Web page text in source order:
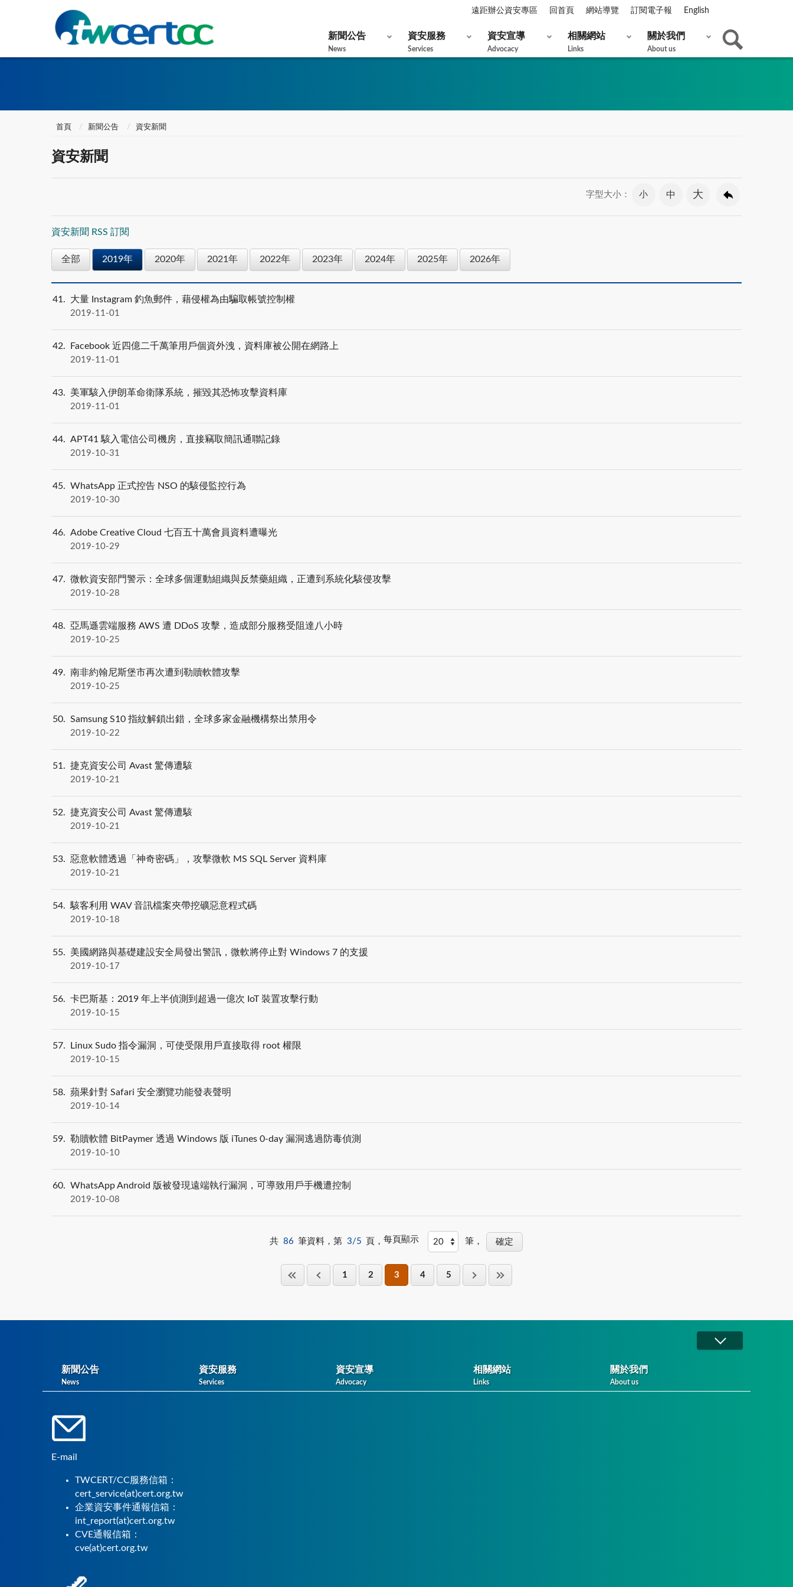
遠距辦公資安專區 回首頁 網站導覽 訂閱電子報 English
新聞公告
News
資安服務
Services
資安宣導
Advocacy
相關網站
Links
關於我們
About us
首頁 新聞公告 資安新聞
資安新聞
字型大小： 小 中 大
資安新聞 RSS 訂閱
全部 2019年 2020年 2021年 2022年 2023年 2024年 2025年 2026年
41 大量 Instagram 釣魚郵件，藉侵權為由騙取帳號控制權
2019-11-01
42 Facebook 近四億二千萬筆用戶個資外洩，資料庫被公開在網路上
2019-11-01
43 美軍駭入伊朗革命衛隊系統，摧毀其恐怖攻擊資料庫
2019-11-01
44 APT41 駭入電信公司機房，直接竊取簡訊通聯記錄
2019-10-31
45 WhatsApp 正式控告 NSO 的駭侵監控行為
2019-10-30
46 Adobe Creative Cloud 七百五十萬會員資料遭曝光
2019-10-29
47 微軟資安部門警示：全球多個運動組織與反禁藥組織，正遭到系統化駭侵攻擊
2019-10-28
48 亞馬遜雲端服務 AWS 遭 DDoS 攻擊，造成部分服務受阻達八小時
2019-10-25
49 南非約翰尼斯堡市再次遭到勒贖軟體攻擊
2019-10-25
50 Samsung S10 指紋解鎖出錯，全球多家金融機構祭出禁用令
2019-10-22
51 捷克資安公司 Avast 驚傳遭駭
2019-10-21
52 捷克資安公司 Avast 驚傳遭駭
2019-10-21
53 惡意軟體透過「神奇密碼」，攻擊微軟 MS SQL Server 資料庫
2019-10-21
54 駭客利用 WAV 音訊檔案夾帶挖礦惡意程式碼
2019-10-18
55 美國網路與基礎建設安全局發出警訊，微軟將停止對 Windows 7 的支援
2019-10-17
56 卡巴斯基：2019 年上半偵測到超過一億次 IoT 裝置攻擊行動
2019-10-15
57 Linux Sudo 指令漏洞，可使受限用戶直接取得 root 權限
2019-10-15
58 蘋果針對 Safari 安全瀏覽功能發表聲明
2019-10-14
59 勒贖軟體 BitPaymer 透過 Windows 版 iTunes 0-day 漏洞逃過防毒偵測
2019-10-10
60 WhatsApp Android 版被發現遠端執行漏洞，可導致用戶手機遭控制
2019-10-08
共 86 筆資料，第 3/5 頁， 每頁顯示 筆，
1 2 3 4 5
新聞公告
News
資安服務
Services
資安宣導
Advocacy
相關網站
Links
關於我們
About us
E-mail
TWCERT/CC服務信箱：
cert_service(at)cert.org.tw
企業資安事件通報信箱：
int_report(at)cert.org.tw
CVE通報信箱：
cve(at)cert.org.tw